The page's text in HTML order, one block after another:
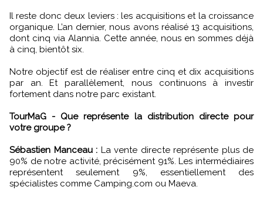
Il reste donc deux leviers : les acquisitions et la croissance
organique. L’an dernier, nous avons réalisé 13 acquisitions,
dont cinq via Alannia. Cette année, nous en sommes déjà
à cinq, bientôt six.
Notre objectif est de réaliser entre cinq et dix acquisitions
par an. Et parallèlement, nous continuons à investir
fortement dans notre parc existant.
TourMaG - Que représente la distribution directe pour
votre groupe ?
Sébastien Manceau : La vente directe représente plus de
90% de notre activité, précisément 91%. Les intermédiaires
représentent seulement 9%, essentiellement des
spécialistes comme Camping.com ou Maeva.